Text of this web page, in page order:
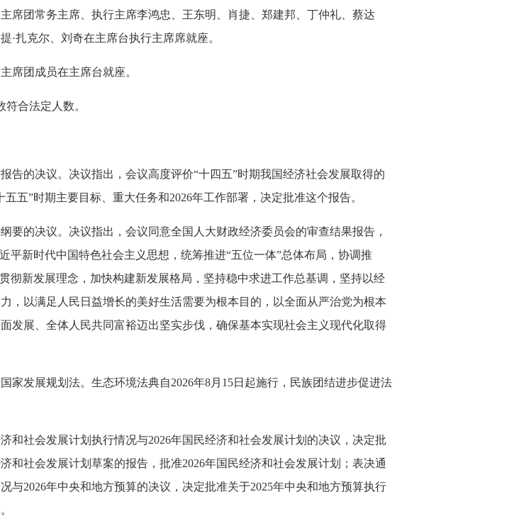
席团常务主席、执行主席李鸿忠、王东明、肖捷、郑建邦、丁仲礼、蔡达
扎克尔、刘奇在主席台执行主席席就座。
席团成员在主席台就座。
合法定人数。
告的决议。决议指出，会议高度评价“十四五”时期我国经济社会发展取得的
五”时期主要目标、重大任务和2026年工作部署，决定批准这个报告。
要的决议。决议指出，会议同意全国人大财政经济委员会的审查结果报告，
平新时代中国特色社会主义思想，统筹推进“五位一体”总体布局，协调推
彻新发展理念，加快构建新发展格局，坚持稳中求进工作总基调，坚持以经
，以满足人民日益增长的美好生活需要为根本目的，以全面从严治党为根本
发展、全体人民共同富裕迈出坚实步伐，确保基本实现社会主义现代化取得
家发展规划法。生态环境法典自2026年8月15日起施行，民族团结进步促进法
和社会发展计划执行情况与2026年国民经济和社会发展计划的决议，决定批
和社会发展计划草案的报告，批准2026年国民经济和社会发展计划；表决通
与2026年中央和地方预算的决议，决定批准关于2025年中央和地方预算执行